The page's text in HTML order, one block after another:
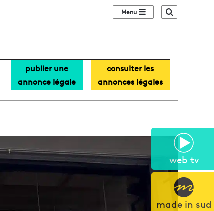
web tv
made in sud
Sidebar (barre
publier une
annonce légale
consulter les
annonces légales